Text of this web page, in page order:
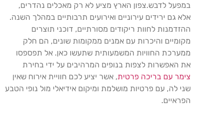
במפעל לדבש.צפון הארץ מציע לא רק מאכלים נהדרים,
אלא גם ירידים עירוניים ואירועים תרבותיים במהלך השנה.
ההזדמנות לחוות ריקודים מסורתיים, דוכני תוצרים
מקומיים והיכרות עם אמנים ממקומות שונים, הם חלק
ממערכת החוויות המשמעותית שתעשו כאן. אל תפספסו
את האפשרות לצפות בנופים המרהיבים על ידי בחירת
צימר עם בריכה פרטית, אשר יציע לכם חוויית אירוח שאין
שני לה, עם פרטיות מושלמת ומיקום אידיאלי מול נופי הטבע
הפראיים.